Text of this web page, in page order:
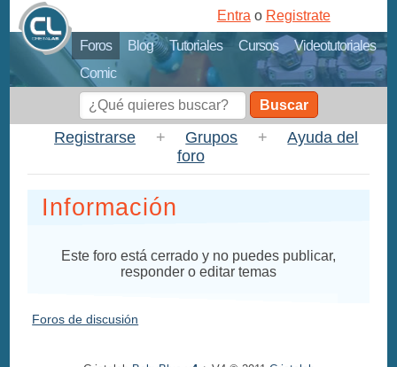
Foros Blog Tutoriales Cursos
Videotutoriales
Comic
Entra o Registrate
Buscar
Registrarse + Grupos +
Ayuda del
foro
Información
Este foro está cerrado y no puedes publicar,
responder o editar temas
Foros de discusión